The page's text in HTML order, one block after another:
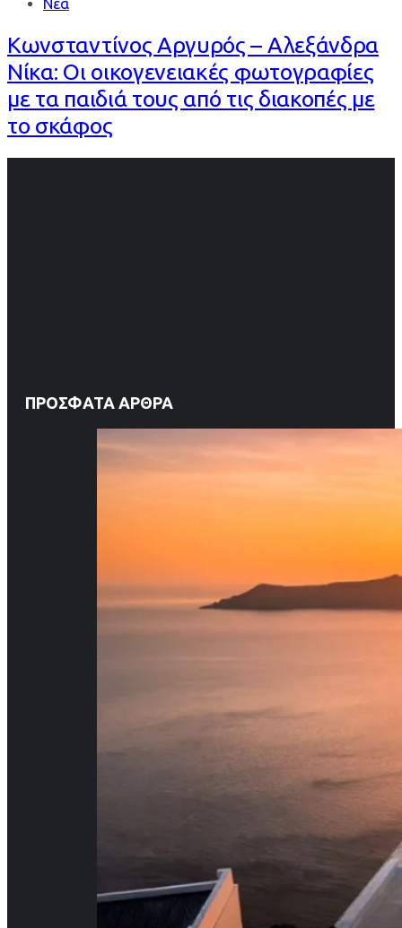
Νέα
Κωνσταντίνος Αργυρός – Αλεξάνδρα
Νίκα: Οι οικογενειακές φωτογραφίες
με τα παιδιά τους από τις διακοπές με
το σκάφος
ΠΡΌΣΦΑΤΑ ΆΡΘΡΑ